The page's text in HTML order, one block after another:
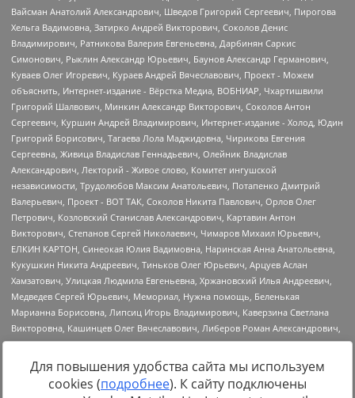
https://minjust.gov.ru/uploaded/files/reestr-
Для повышения удобства сайта мы используем
cookies (подробнее). К сайту подключены